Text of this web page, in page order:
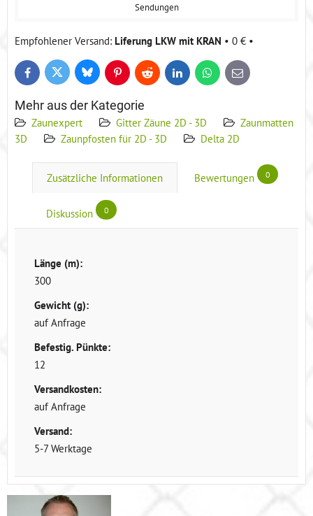
Sendungen
Liferung LKW mit KRAN • 0 € •
FacebookTwitter BlueskyPinterestReddit LinkedInWhatsApp
E-
mail
Mehr aus der Kategorie
Zaunexpert Gitter Zäune 2D - 3D
Zaunmatten
3D
Zaunpfosten für 2D - 3D Delta 2D
Zusätzliche Informationen Bewertungen 0
Diskussion 0
Länge (m):
300
Gewicht (g):
auf Anfrage
Befestig. Pünkte:
12
Versandkosten:
auf Anfrage
Versand:
5-7 Werktage